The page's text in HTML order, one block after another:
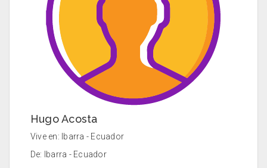
Hugo Acosta
Vive en: Ibarra - Ecuador
De: Ibarra - Ecuador